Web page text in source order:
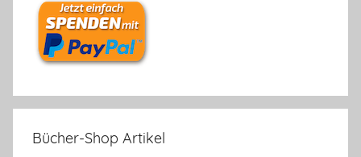
Bücher-Shop Artikel